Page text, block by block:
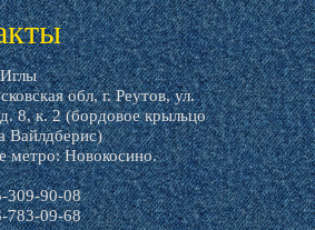
обл, г. Реутов, ул.
8, к. 2 (бордовое крыльцо
Вайлдберис)
метро: Новокосино.
309-90-08
783-09-68